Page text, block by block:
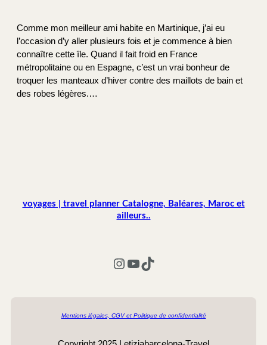
Comme mon meilleur ami habite en Martinique, j’ai eu
l’occasion d’y aller plusieurs fois et je commence à bien
connaître cette île. Quand il fait froid en France
métropolitaine ou en Espagne, c’est un vrai bonheur de
troquer les manteaux d’hiver contre des maillots de bain et
des robes légères.…
voyages | travel planner Catalogne, Baléares, Maroc et
ailleurs..
Instagram YouTube TikTok
Mentions légales, CGV et Politique de confidentialité